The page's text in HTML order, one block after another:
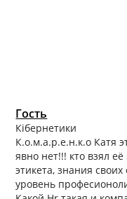
Гость
Кібернетики
К.о.м.а.р.е.н.к.о Катя
явно нет!!! кто взял
этикета, знания
уровень